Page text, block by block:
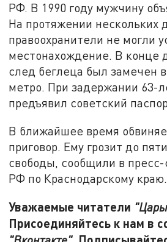
РФ. В 1990 году мужчину
На протяжении нескольких
правоохранители не могли
местонахождение. В конце
след беглеца был замечен
метро. При задержании 63-
предъявил советский
В ближайшее время
приговор. Ему грозит до
свободы, сообщили в
РФ по Краснодарскому краю.
Уважаемые читатели
Присоединяйтесь к нам в